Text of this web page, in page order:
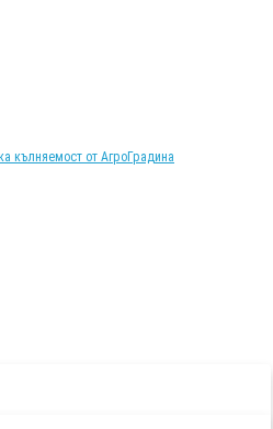
кълняемост от АгроГрадина